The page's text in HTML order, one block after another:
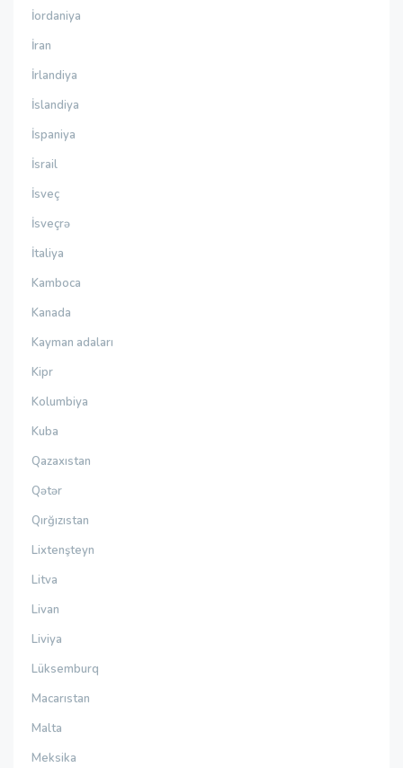
İordaniya
İran
İrlandiya
İslandiya
İspaniya
İsrail
İsveç
İsveçrə
İtaliya
Kamboca
Kanada
Kayman adaları
Kipr
Kolumbiya
Kuba
Qazaxıstan
Qətər
Qırğızıstan
Lixtenşteyn
Litva
Livan
Liviya
Lüksemburq
Macarıstan
Malta
Meksika